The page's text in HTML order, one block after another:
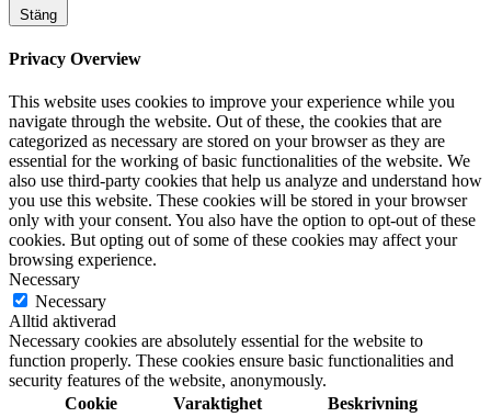
Stäng
Privacy Overview
This website uses cookies to improve your experience while you
navigate through the website. Out of these, the cookies that are
categorized as necessary are stored on your browser as they are
essential for the working of basic functionalities of the website. We
also use third-party cookies that help us analyze and understand how
you use this website. These cookies will be stored in your browser
only with your consent. You also have the option to opt-out of these
cookies. But opting out of some of these cookies may affect your
browsing experience.
Necessary
Necessary
Alltid aktiverad
Necessary cookies are absolutely essential for the website to
function properly. These cookies ensure basic functionalities and
security features of the website, anonymously.
Cookie
Varaktighet Beskrivning